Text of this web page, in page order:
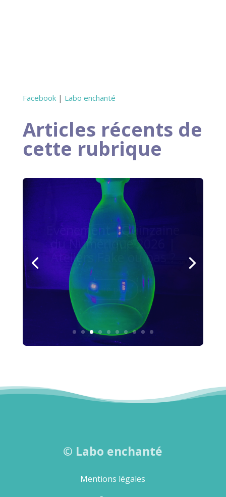
Facebook| Labo enchanté
Articles récents de
cette rubrique
© Labo enchanté
Mentions légales